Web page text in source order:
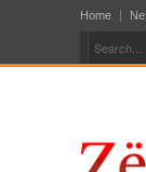
Home